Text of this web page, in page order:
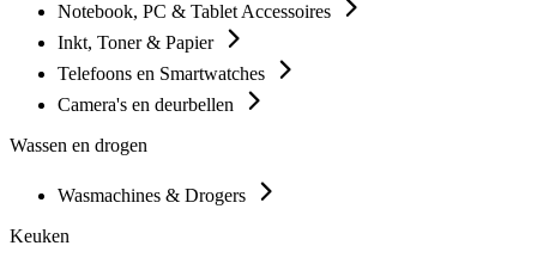
Notebook, PC & Tablet Accessoires
Inkt, Toner & Papier
Telefoons en Smartwatches
Camera's en deurbellen
Wassen en drogen
Wasmachines & Drogers
Keuken